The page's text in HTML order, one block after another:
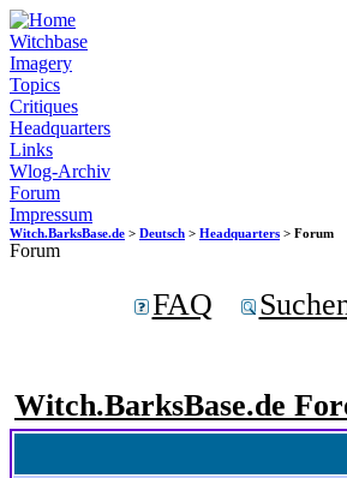
Witchbase
Imagery
Topics
Critiques
Headquarters
Links
Wlog-Archiv
Forum
Impressum
Witch.BarksBase.de > Deutsch > Headquarters > Forum
Forum
FAQ
Witch.BarksBase.de